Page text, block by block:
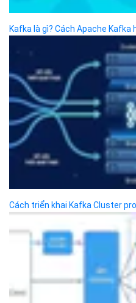
SẢN PHẨM
Bizfly Cloud CDN
Bizfly Cloud Business Email
Bizfly Cloud Load Balancer
Bizfly Cloud Simple Storage
Bizfly Cloud Pre-built Application
Bizfly Cloud Call Center
Bizfly Cloud Auto Scaling